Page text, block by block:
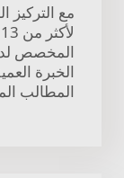
مع
المخصص
الخبرة
المطالب